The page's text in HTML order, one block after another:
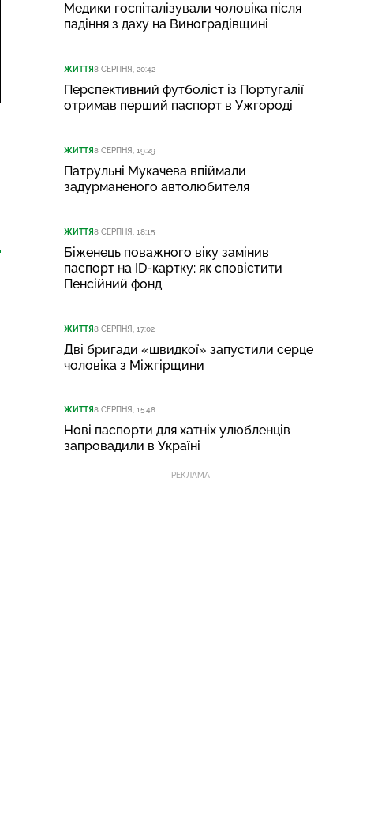
Медики госпіталізували чоловіка після
падіння з даху на Виноградівщині
ЖИТТЯ8 СЕРПНЯ, 20:42
Перспективний футболіст із Португалії
отримав перший паспорт в Ужгороді
ЖИТТЯ8 СЕРПНЯ, 19:29
Патрульні Мукачева впіймали
задурманеного автолюбителя
ЖИТТЯ8 СЕРПНЯ, 18:15
Біженець поважного віку замінив
паспорт на ID-картку: як сповістити
Пенсійний фонд
ЖИТТЯ8 СЕРПНЯ, 17:02
Дві бригади «швидкої» запустили серце
чоловіка з Міжгірщини
ЖИТТЯ8 СЕРПНЯ, 15:48
Нові паспорти для хатніх улюбленців
запровадили в Україні
РЕКЛАМА